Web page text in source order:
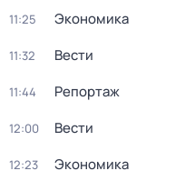
11:25 Экономика
11:32 Вести
11:44 Репортаж
12:00 Вести
12:23 Экономика